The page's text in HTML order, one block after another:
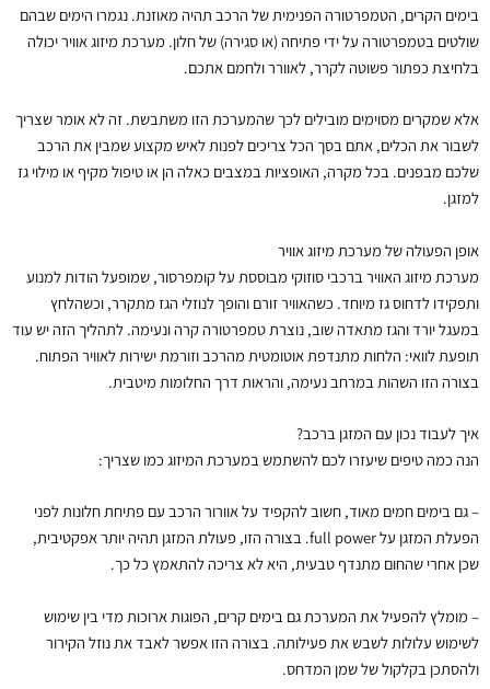
בימים הקרים, הטמפרטורה הפנימית של הרכב תהיה מאוזנת. נגמרו הימים שבהם
שולטים בטמפרטורה על ידי פתיחה (או סגירה) של חלון. מערכת מיזוג אוויר יכולה
בלחיצת כפתור פשוטה לקרר, לאוורר ולחמם אתכם.
אלא שמקרים מסוימים מובילים לכך שהמערכת הזו משתבשת. זה לא אומר שצריך
לשבור את הכלים, אתם בסך הכל צריכים לפנות לאיש מקצוע שמבין את הרכב
שלכם מבפנים. בכל מקרה, האופציות במצבים כאלה הן או טיפול מקיף או מילוי גז
למזגן.
אופן הפעולה של מערכת מיזוג אוויר
מערכת מיזוג האוויר ברכבי סוזוקי מבוססת על קומפרסור, שמופעל הודות למנוע
ותפקידו לדחוס גז מיוחד. כשהאוויר זורם והופך לנוזלי הגז מתקרר, וכשהלחץ
במעגל יורד והגז מתאדה שוב, נוצרת טמפרטורה קרה ונעימה. לתהליך הזה יש עוד
תופעת לוואי: הלחות מתנדפת אוטומטית מהרכב וזורמת ישירות לאוויר הפתוח.
בצורה הזו השהות במרחב נעימה, והראות דרך החלומות מיטבית.
איך לעבוד נכון עם המזגן ברכב?
הנה כמה טיפים שיעזרו לכם להשתמש במערכת המיזוג כמו שצריך:
– גם בימים חמים מאוד, חשוב להקפיד על אוורור הרכב עם פתיחת חלונות לפני
הפעלת המזגן על full power. בצורה הזו, פעולת המזגן תהיה יותר אפקטיבית,
שכן אחרי שהחום מתנדף טבעית, היא לא צריכה להתאמץ כל כך.
– מומלץ להפעיל את המערכת גם בימים קרים, הפוגות ארוכות מדי בין שימוש
לשימוש עלולות לשבש את פעילותה. בצורה הזו אפשר לאבד את נוזל הקירור
ולהסתכן בקלקול של שמן המדחס.